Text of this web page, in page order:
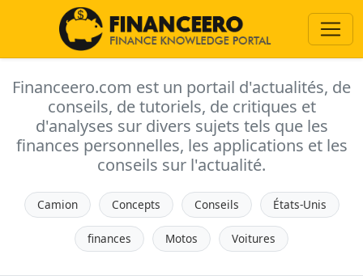
Financeero.com est un portail d'actualités, de
conseils, de tutoriels, de critiques et
d'analyses sur divers sujets tels que les
finances personnelles, les applications et les
conseils sur l'actualité.
Camion Concepts Conseils États-Unis
finances Motos Voitures